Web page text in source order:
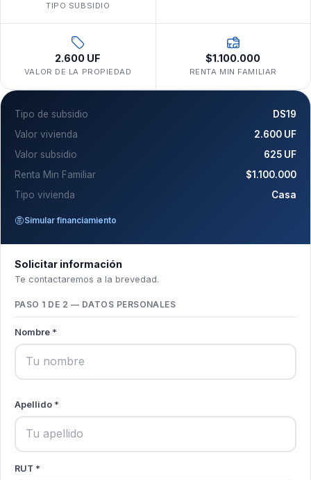
TIPO SUBSIDIO
2.600 UF
VALOR DE LA PROPIEDAD
$1.100.000
RENTA MIN FAMILIAR
Tipo de subsidio
DS19
Valor vivienda
2.600 UF
Valor subsidio
625 UF
Renta Min Familiar
$1.100.000
Tipo vivienda
Casa
Simular financiamiento
Solicitar información
Te contactaremos a la brevedad.
PASO 1 DE 2 — DATOS PERSONALES
Nombre *
Apellido *
RUT *